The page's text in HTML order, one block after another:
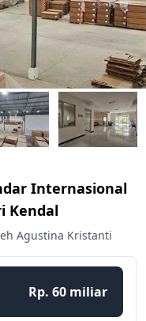
Internasional
Kendal
Agustina Kristanti
Rp. 60 miliar